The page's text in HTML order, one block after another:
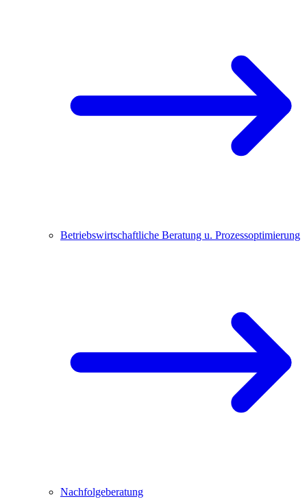
Betriebswirtschaftliche Beratung u. Prozessoptimierung
Nachfolgeberatung